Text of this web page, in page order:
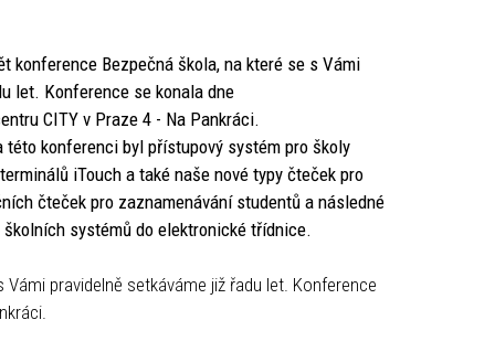
konference Bezpečná škola, na které se s Vámi
let. Konference se konala dne
CITY v Praze 4 - Na Pankráci.
konferenci byl přístupový systém pro školy
iTouch a také naše nové typy čteček pro
čteček pro zaznamenávání studentů a následné
systémů do elektronické třídnice.
pravidelně setkáváme již řadu let. Konference